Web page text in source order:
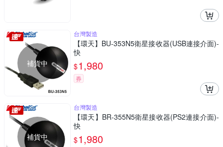
補貨中
台灣製造
【環天】BU-353N5衛星接收器(USB連接介面)-
快
$1,980
券
補貨中
台灣製造
【環天】BR-355N5衛星接收器(PS2連接介面)-
快
$1,980